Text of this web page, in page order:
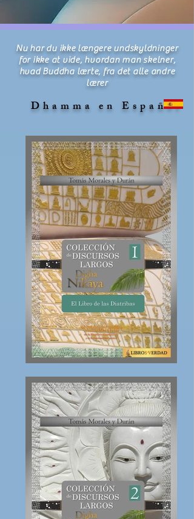
Nu har du ikke længere undskyldninger
for ikke at vide, hvordan man skelner,
hvad Buddha lærte, fra det alle andre
lærer
Dhamma en Español